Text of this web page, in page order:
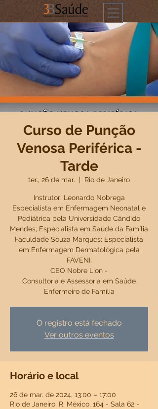
Curso de Punção
Venosa Periférica -
Tarde
ter., 26 de mar. Rio de Janeiro
Instrutor: Leonardo Nobrega
Especialista em Enfermagem Neonatal e
Pediátrica pela Universidade Cândido
Mendes; Especialista em Saúde da Família
Faculdade Souza Marques; Especialista
em Enfermagem Dermatológica pela
FAVENI.
CEO Nobre Lion -
Consultoria e Assessoria em Saúde
Enfermeiro de Família
O registro está fechado
Ver outros eventos
Horário e local
26 de mar. de 2024, 13:00 – 17:00
Rio de Janeiro, R. México, 164 - Sala 62 -